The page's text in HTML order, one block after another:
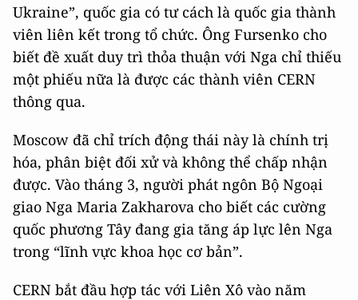
Ukraine”, quốc gia có tư cách là quốc gia thành
viên liên kết trong tổ chức. Ông Fursenko cho
biết đề xuất duy trì thỏa thuận với Nga chỉ thiếu
một phiếu nữa là được các thành viên CERN
thông qua.
Moscow đã chỉ trích động thái này là chính trị
hóa, phân biệt đối xử và không thể chấp nhận
được. Vào tháng 3, người phát ngôn Bộ Ngoại
giao Nga Maria Zakharova cho biết các cường
quốc phương Tây đang gia tăng áp lực lên Nga
trong “lĩnh vực khoa học cơ bản”.
CERN bắt đầu hợp tác với Liên Xô vào năm